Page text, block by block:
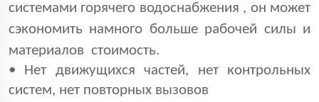
системами горячего водоснабжения , он может
сэкономить намного больше рабочей силы и
материалов стоимость.
• Нет движущихся частей, нет контрольных
систем, нет повторных вызовов